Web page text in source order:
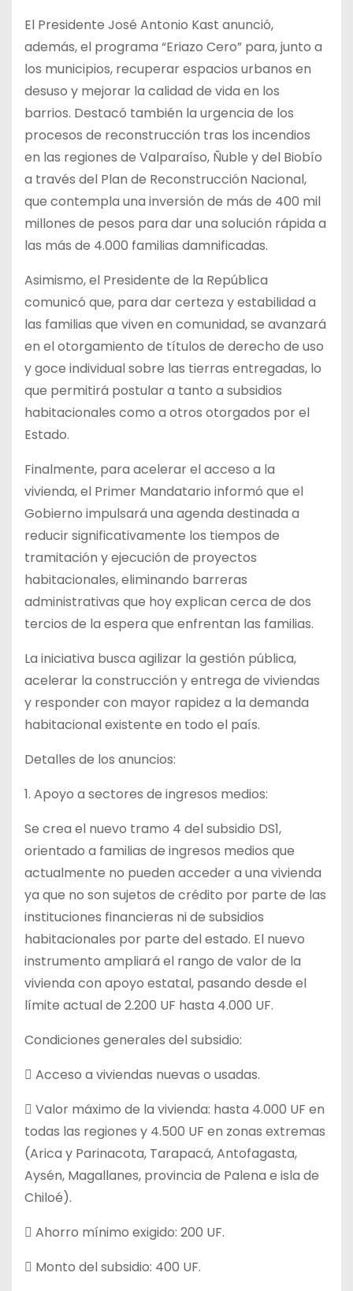
El Presidente José Antonio Kast anunció,
además, el programa “Eriazo Cero” para, junto a
los municipios, recuperar espacios urbanos en
desuso y mejorar la calidad de vida en los
barrios. Destacó también la urgencia de los
procesos de reconstrucción tras los incendios
en las regiones de Valparaíso, Ñuble y del Biobío
a través del Plan de Reconstrucción Nacional,
que contempla una inversión de más de 400 mil
millones de pesos para dar una solución rápida a
las más de 4.000 familias damnificadas.
Asimismo, el Presidente de la República
comunicó que, para dar certeza y estabilidad a
las familias que viven en comunidad, se avanzará
en el otorgamiento de títulos de derecho de uso
y goce individual sobre las tierras entregadas, lo
que permitirá postular a tanto a subsidios
habitacionales como a otros otorgados por el
Estado.
Finalmente, para acelerar el acceso a la
vivienda, el Primer Mandatario informó que el
Gobierno impulsará una agenda destinada a
reducir significativamente los tiempos de
tramitación y ejecución de proyectos
habitacionales, eliminando barreras
administrativas que hoy explican cerca de dos
tercios de la espera que enfrentan las familias.
La iniciativa busca agilizar la gestión pública,
acelerar la construcción y entrega de viviendas
y responder con mayor rapidez a la demanda
habitacional existente en todo el país.
Detalles de los anuncios:
1. Apoyo a sectores de ingresos medios:
Se crea el nuevo tramo 4 del subsidio DS1,
orientado a familias de ingresos medios que
actualmente no pueden acceder a una vivienda
ya que no son sujetos de crédito por parte de las
instituciones financieras ni de subsidios
habitacionales por parte del estado. El nuevo
instrumento ampliará el rango de valor de la
vivienda con apoyo estatal, pasando desde el
límite actual de 2.200 UF hasta 4.000 UF.
Condiciones generales del subsidio:
 Acceso a viviendas nuevas o usadas.
 Valor máximo de la vivienda: hasta 4.000 UF en
todas las regiones y 4.500 UF en zonas extremas
(Arica y Parinacota, Tarapacá, Antofagasta,
Aysén, Magallanes, provincia de Palena e isla de
Chiloé).
 Ahorro mínimo exigido: 200 UF.
 Monto del subsidio: 400 UF.